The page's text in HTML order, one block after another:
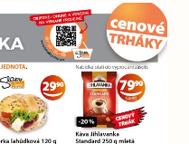
Obnovit heslo
se
Facebook
Inspirace
Čtenáři píší
Speciální přílohy
Inzerce